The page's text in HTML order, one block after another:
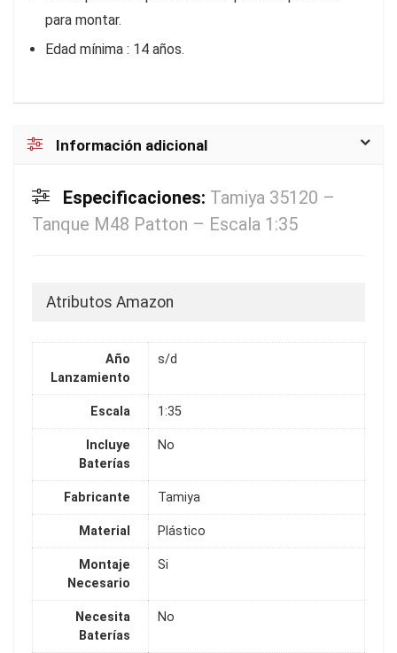
para montar.
Edad mínima : 14 años.
Información adicional
Especificaciones: Tamiya 35120 –
Tanque M48 Patton – Escala 1:35
Atributos Amazon
Año
Lanzamiento
s/d
Escala 1:35
Incluye
Baterías
No
Fabricante Tamiya
Material Plástico
Montaje
Necesario
Si
Necesita
Baterías
No